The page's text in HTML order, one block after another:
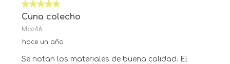
5 de 5 estrellas.
Cuna colecho
Mcc46
hace un año
Se notan los materiales de buena calidad. El